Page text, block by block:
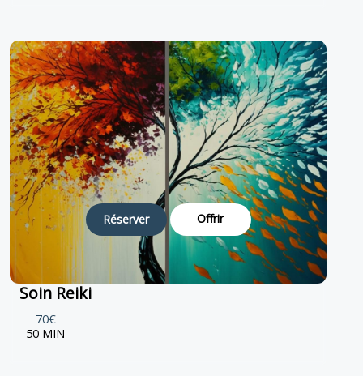
Réserver Offrir
Soin Reiki
70€
50 MIN